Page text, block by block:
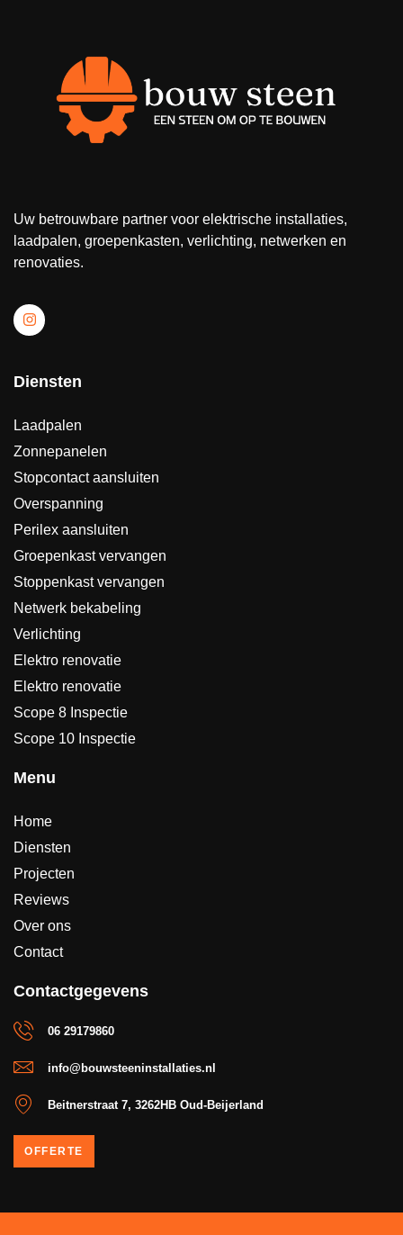
Uw betrouwbare partner voor elektrische installaties,
laadpalen, groepenkasten, verlichting, netwerken en
renovaties.
Diensten
Laadpalen
Zonnepanelen
Stopcontact aansluiten
Overspanning
Perilex aansluiten
Groepenkast vervangen
Stoppenkast vervangen
Netwerk bekabeling
Verlichting
Elektro renovatie
Elektro renovatie
Scope 8 Inspectie
Scope 10 Inspectie
Menu
Home
Diensten
Projecten
Reviews
Over ons
Contact
Contactgegevens
06 29179860
info@bouwsteeninstallaties.nl
Beitnerstraat 7, 3262HB Oud-Beijerland
OFFERTE